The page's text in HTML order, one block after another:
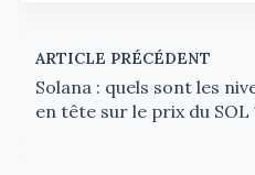
ARTICLE PRÉCÉDENT
Solana : quels sont les
en tête sur le prix du SOL